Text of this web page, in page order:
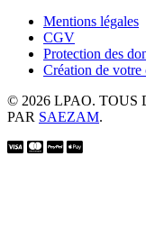
Mentions légales
CGV
Protection des
Création de votre
© 2026 LPAO. TOUS
PAR SAEZAM.